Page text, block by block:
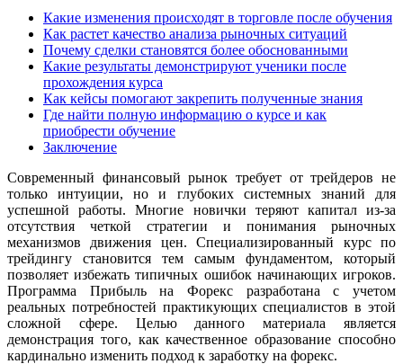
Какие изменения происходят в торговле после обучения
Как растет качество анализа рыночных ситуаций
Почему сделки становятся более обоснованными
Какие результаты демонстрируют ученики после
прохождения курса
Как кейсы помогают закрепить полученные знания
Где найти полную информацию о курсе и как
приобрести обучение
Заключение
Современный финансовый рынок требует от трейдеров не
только интуиции, но и глубоких системных знаний для
успешной работы. Многие новички теряют капитал из-за
отсутствия четкой стратегии и понимания рыночных
механизмов движения цен. Специализированный курс по
трейдингу становится тем самым фундаментом, который
позволяет избежать типичных ошибок начинающих игроков.
Программа Прибыль на Форекс разработана с учетом
реальных потребностей практикующих специалистов в этой
сложной сфере. Целью данного материала является
демонстрация того, как качественное образование способно
кардинально изменить подход к заработку на форекс.